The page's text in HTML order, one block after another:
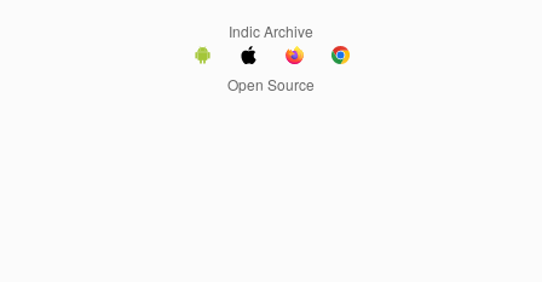
Indic Archive
Open Source